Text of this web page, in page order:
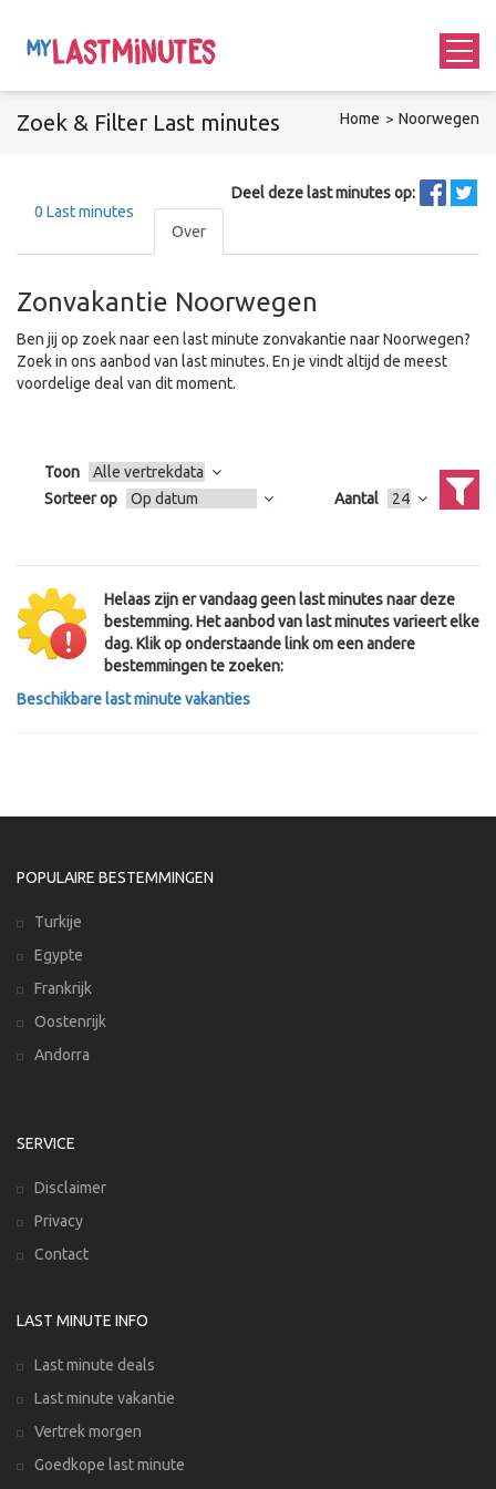
Zoek & Filter Last minutes Home Noorwegen
Deel deze last minutes op:
0 Last minutes
Over
Zonvakantie Noorwegen
Ben jij op zoek naar een last minute zonvakantie naar Noorwegen?
Zoek in ons aanbod van last minutes. En je vindt altijd de meest
voordelige deal van dit moment.
Toon
Sorteer op
Aantal
Helaas zijn er vandaag geen last minutes naar deze
bestemming. Het aanbod van last minutes varieert elke
dag. Klik op onderstaande link om een andere
bestemmingen te zoeken:
Beschikbare last minute vakanties
POPULAIRE BESTEMMINGEN
Turkije
Egypte
Frankrijk
Oostenrijk
Andorra
SERVICE
Disclaimer
Privacy
Contact
LAST MINUTE INFO
Last minute deals
Last minute vakantie
Vertrek morgen
Goedkope last minute